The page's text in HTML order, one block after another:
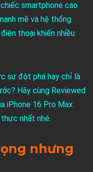
smartphone cao
mẽ và hệ thống
thoại khiến nhiều
sự đột phá hay chỉ là
Hãy cùng Reviewed
iPhone 16 Pro Max
nhất nhé.
nhưng